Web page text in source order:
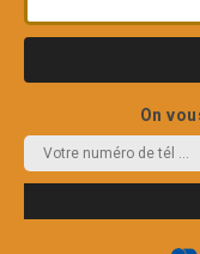
On